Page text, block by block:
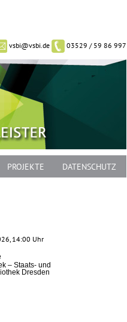
vsbi@vsbi.de 03529 / 59 86 997
PROJEKTE DATENSCHUTZ
14:00 Uhr
– Staats- und
Dresden